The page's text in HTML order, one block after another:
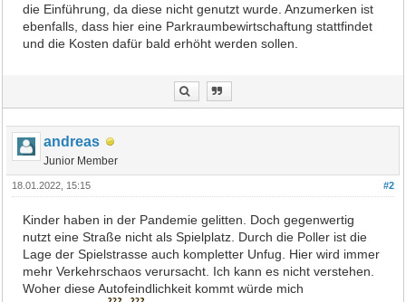
die Einführung, da diese nicht genutzt wurde. Anzumerken ist
ebenfalls, dass hier eine Parkraumbewirtschaftung stattfindet
und die Kosten dafür bald erhöht werden sollen.
andreas
Junior Member
#2
18.01.2022, 15:15
Kinder haben in der Pandemie gelitten. Doch gegenwertig
nutzt eine Straße nicht als Spielplatz. Durch die Poller ist die
Lage der Spielstrasse auch kompletter Unfug. Hier wird immer
mehr Verkehrschaos verursacht. Ich kann es nicht verstehen.
Woher diese Autofeindlichkeit kommt würde mich